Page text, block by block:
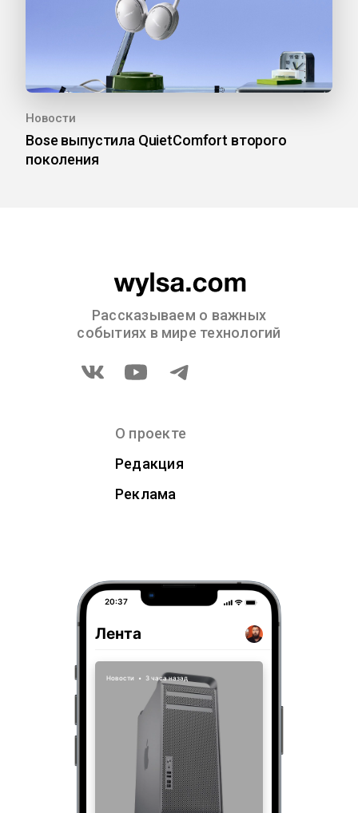
Новости
Bose выпустила QuietComfort второго
поколения
Рассказываем о важных
событиях в мире технологий
О проекте
Редакция
Реклама
20:37
Лента
Новости • 3 часа назад